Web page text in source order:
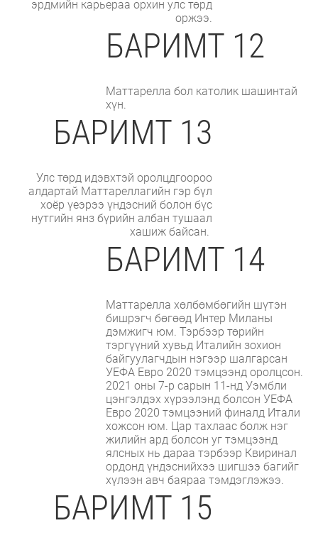
эрдмийн карьераа орхин улс төрд
оржээ.
БАРИМТ 12
Маттарелла бол католик шашинтай
хүн.
БАРИМТ 13
Улс төрд идэвхтэй оролцдгоороо
алдартай Маттареллагийн гэр бүл
хоёр үеэрээ үндэсний болон бүс
нутгийн янз бүрийн албан тушаал
хашиж байсан.
БАРИМТ 14
Маттарелла хөлбөмбөгийн шүтэн
бишрэгч бөгөөд Интер Миланы
дэмжигч юм. Тэрбээр төрийн
тэргүүний хувьд Италийн зохион
байгуулагчдын нэгээр шалгарсан
УЕФА Евро 2020 тэмцээнд оролцсон.
2021 оны 7-р сарын 11-нд Уэмбли
цэнгэлдэх хүрээлэнд болсон УЕФА
Евро 2020 тэмцээний финалд Итали
хожсон юм. Цар тахлаас болж нэг
жилийн ард болсон уг тэмцээнд
ялсных нь дараа тэрбээр Квиринал
ордонд үндэснийхээ шигшээ багийг
хүлээн авч баяраа тэмдэглэжээ.
БАРИМТ 15